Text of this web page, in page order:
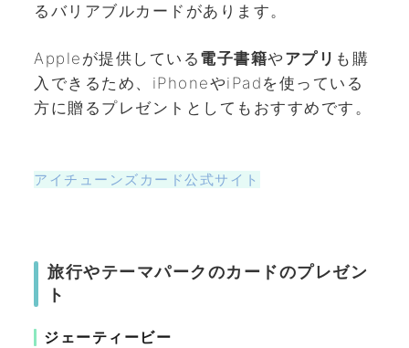
るバリアブルカードがあります。
Appleが提供している 電子書籍や アプリ も購
入できるため、iPhoneやiPadを使っている
方に贈るプレゼントとしてもおすすめです。
アイチューンズカード公式サイト
旅行やテーマパークのカードのプレゼン
ト
ジェーティービー